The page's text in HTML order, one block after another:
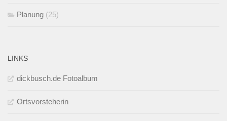
Planung (25)
LINKS
dickbusch.de Fotoalbum
Ortsvorsteherin